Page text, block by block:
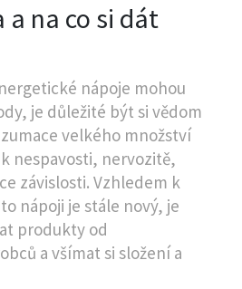
a na co si dát
nápoje mohou
je důležité být si vědom
velkého množství
nespavosti, nervozitě,
závislosti. Vzhledem k
nápoji je stále nový, je
produkty od
a všímat si složení a